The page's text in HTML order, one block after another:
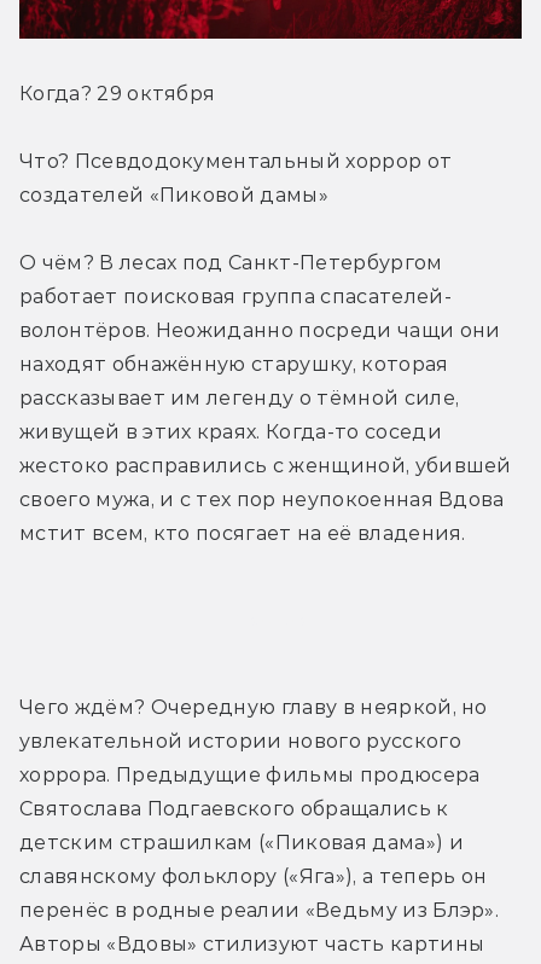
Когда? 29 октября
Что? Псевдодокументальный хоррор от
создателей «Пиковой дамы»
О чём? В лесах под Санкт-Петербургом
работает поисковая группа спасателей-
волонтёров. Неожиданно посреди чащи они
находят обнажённую старушку, которая
рассказывает им легенду о тёмной силе,
живущей в этих краях. Когда-то соседи
жестоко расправились с женщиной, убившей
своего мужа, и с тех пор неупокоенная Вдова
мстит всем, кто посягает на её владения.
Чего ждём? Очередную главу в неяркой, но
увлекательной истории нового русского
хоррора. Предыдущие фильмы продюсера
Святослава Подгаевского обращались к
детским страшилкам («Пиковая дама») и
славянскому фольклору («Яга»), а теперь он
перенёс в родные реалии «Ведьму из Блэр».
Авторы «Вдовы» стилизуют часть картины